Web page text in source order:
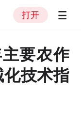
打开
要农作
化技术指